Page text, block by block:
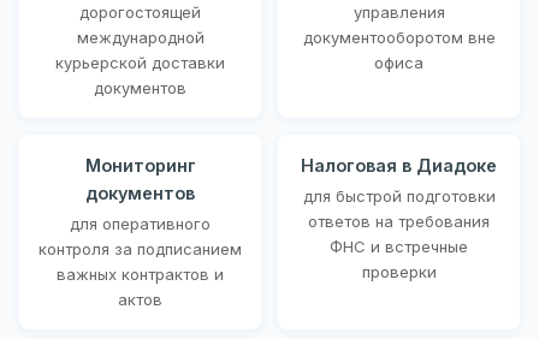
дорогостоящей
международной
курьерской доставки
документов
управления
документооборотом вне
офиса
Мониторинг
документов
для оперативного
контроля за подписанием
важных контрактов и
актов
Налоговая в Диадоке
для быстрой подготовки
ответов на требования
ФНС и встречные
проверки